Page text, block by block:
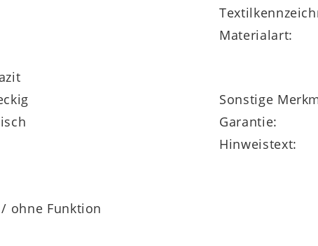
ohne Funktion
Materialart:
Sonstige
Garantie:
Hinweistext: